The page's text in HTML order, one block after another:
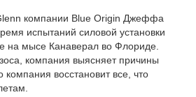
компании Blue Origin Джеффа
испытаний силовой установки
на мысе Канаверал во Флориде.
компания выясняет причины
компания восстановит все, что